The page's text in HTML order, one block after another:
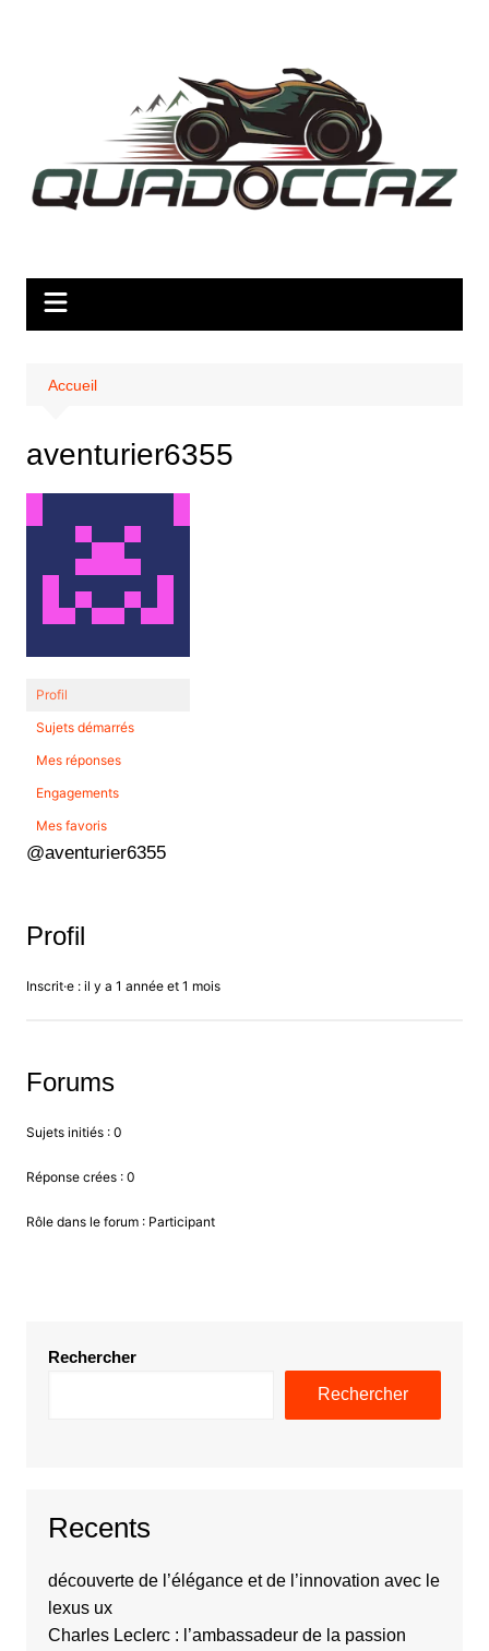
Accueil
aventurier6355
Profil
Sujets démarrés
Mes réponses
Engagements
Mes favoris
@aventurier6355
Profil
Inscrit·e : il y a 1 année et 1 mois
Forums
Sujets initiés : 0
Réponse crées : 0
Rôle dans le forum : Participant
Rechercher
Rechercher
Recents
découverte de l’élégance et de l’innovation avec le
lexus ux
Charles Leclerc : l’ambassadeur de la passion